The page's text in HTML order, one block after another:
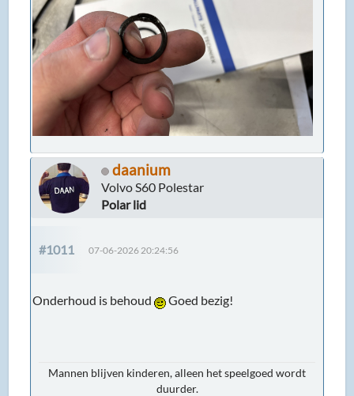
daanium
Volvo S60 Polestar
Polar lid
#1011 07-06-2026 20:24:56
Onderhoud is behoud Goed bezig!
Mannen blijven kinderen, alleen het speelgoed wordt
duurder.